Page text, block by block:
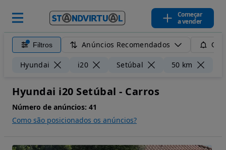
Começar
a vender
Filtros Anúncios Recomendados
Hyundai i20 Setúbal 50 km
Hyundai i20 Setúbal - Carros
Número de anúncios: 41
Como são posicionados os anúncios?